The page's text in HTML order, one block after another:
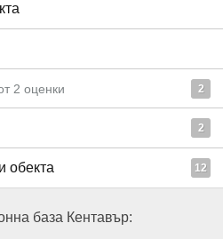
2 оценки 2
2
обекта 12
база Кентавър: